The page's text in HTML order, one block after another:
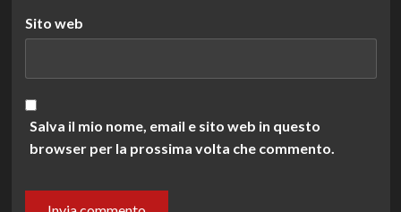
Sito web
Salva il mio nome, email e sito web in questo
browser per la prossima volta che commento.